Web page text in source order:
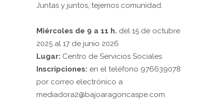
Juntas y juntos, tejemos comunidad.
Miércoles de 9 a 11 h. del 15 de octubre
2025 al 17 de junio 2026
Lugar: Centro de Servicios Sociales
Inscripciones: en el teléfono 976639078
por correo electrónico a
mediadora2@bajoaragoncaspe.com